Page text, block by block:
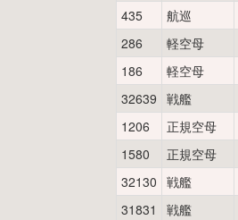
435
航巡
286
軽空母
186
軽空母
32639 戦艦
1206
正規空母
1580
正規空母
32130 戦艦
31831
戦艦